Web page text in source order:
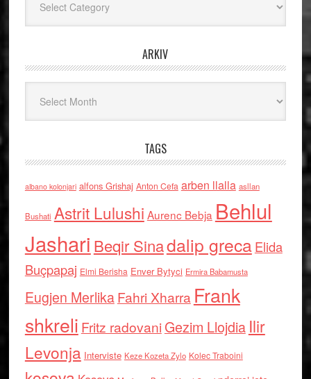
ARKIV
TAGS
albano kolonjari alfons Grishaj Anton Cefa arben llalla asllan
Bushati Astrit Lulushi Aurenc Bebja Behlul
Jashari Beqir Sinadalip grecaElida
Buçpapaj Elmi Berisha Enver Bytyci Ermira Babamusta
Eugjen MerlikaFahri Xharra Frank
shkreli Fritz radovaniGezim Llojdia Ilir
Levonja Interviste Keze Kozeta Zylo Kolec Traboini